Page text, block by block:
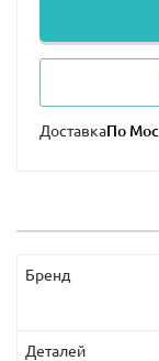
Доставка
Бренд
Деталей